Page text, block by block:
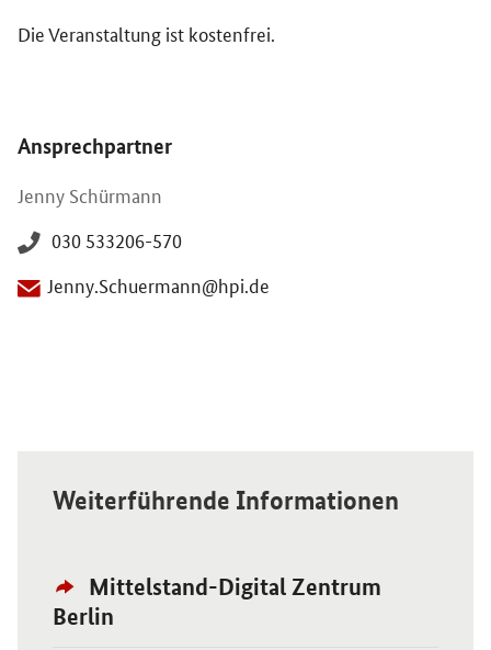
Die Veranstaltung ist kostenfrei.
Ansprechpartner
Jenny Schürmann
Öffnet Einzelsicht
030 533206-570
Jenny.Schuermann@hpi.de
Weiterführende Informationen
Externer
Link:
Mittelstand-Digital Zentrum
Berlin
Öffnet Einzelsicht